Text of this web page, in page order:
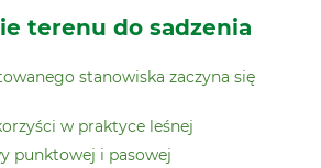
terenu do sadzenia
stanowiska zaczyna się
w praktyce leśnej
punktowej i pasowej